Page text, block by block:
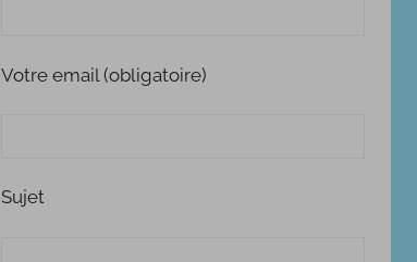
Votre email (obligatoire)
Sujet